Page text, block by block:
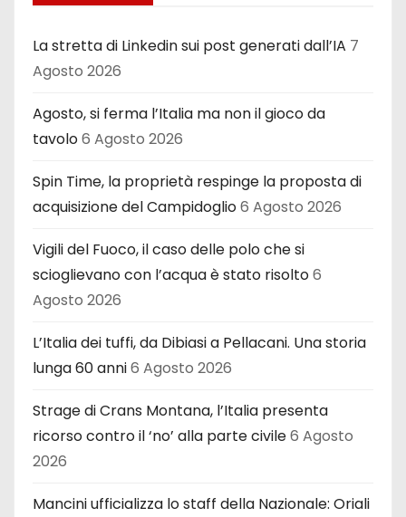
La stretta di Linkedin sui post generati dall’IA 7
Agosto 2026
Agosto, si ferma l’Italia ma non il gioco da
tavolo6 Agosto 2026
Spin Time, la proprietà respinge la proposta di
acquisizione del Campidoglio6 Agosto 2026
Vigili del Fuoco, il caso delle polo che si
scioglievano con l’acqua è stato risolto6
Agosto 2026
L’Italia dei tuffi, da Dibiasi a Pellacani. Una storia
lunga 60 anni6 Agosto 2026
Strage di Crans Montana, l’Italia presenta
ricorso contro il ‘no’ alla parte civile6 Agosto
2026
Mancini ufficializza lo staff della Nazionale: Oriali